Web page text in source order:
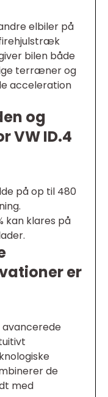
elbiler på
bilen både
terræner og
acceleration
og
VW ID.4
på op til 480
kan klares på
er
avancerede
de
med